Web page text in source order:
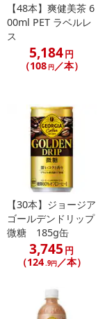
■その他共通および
さい）
【48本】爽健美茶 6
00ml PET ラベルレ
ス
5,184円
（108 円／本）
【30本】ジョージア
ゴールデンドリップ
微糖 185g缶
3,745 円
（124.9円／本）